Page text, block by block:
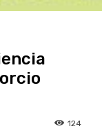
124